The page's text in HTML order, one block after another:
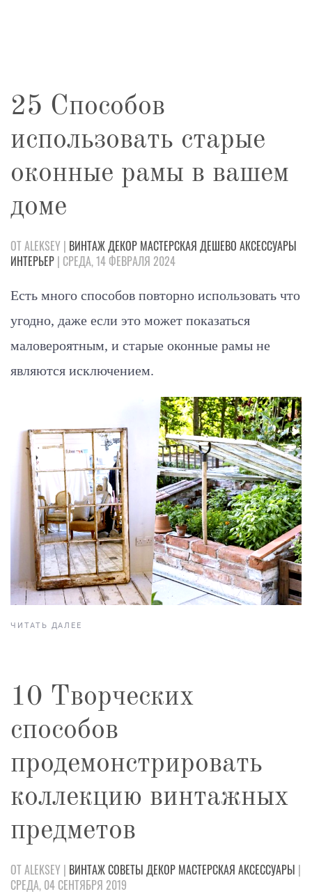
25 Способов
использовать старые
оконные рамы в вашем
доме
ОТ ALEKSEY | ВИНТАЖДЕКОР МАСТЕРСКАЯ ДЕШЕВО АКСЕССУАРЫ
ИНТЕРЬЕР | СРЕДА, 14 ФЕВРАЛЯ 2024
Есть много способов повторно использовать что
угодно, даже если это может показаться
маловероятным, и старые оконные рамы не
являются исключением.
ЧИТАТЬ ДАЛЕЕ
10 Творческих
способов
продемонстрировать
коллекцию винтажных
предметов
ОТ ALEKSEY | ВИНТАЖСОВЕТЫ ДЕКОР МАСТЕРСКАЯ АКСЕССУАРЫ |
СРЕДА, 04 СЕНТЯБРЯ 2019